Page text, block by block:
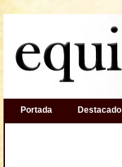
Portada Destacado